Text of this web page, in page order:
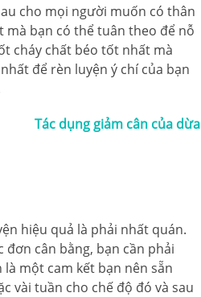
cho mọi người muốn có thân
mà bạn có thể tuân theo để nỗ
cháy chất béo tốt nhất mà
để rèn luyện ý chí của bạn
Tác dụng giảm cân của dừa
hiệu quả là phải nhất quán.
cân bằng, bạn cần phải
một cam kết bạn nên sẵn
vài tuần cho chế độ đó và sau